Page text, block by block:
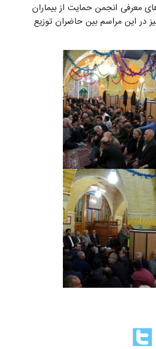
معرفی انجمن حمایت از بیماران
در این مراسم بین حاضران توزیع